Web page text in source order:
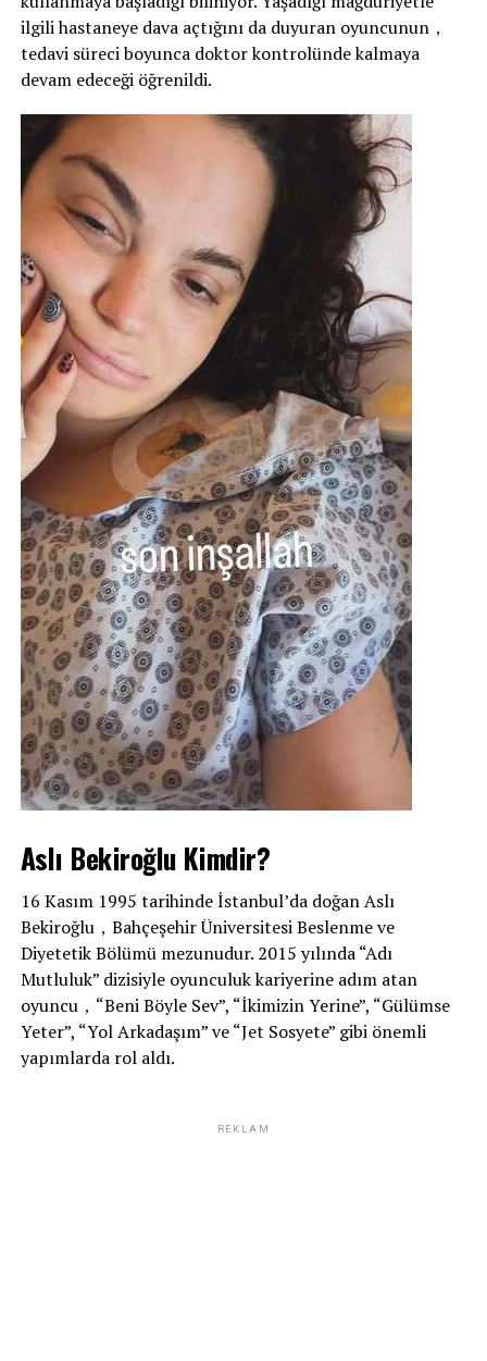
Ferhat ile Kubat birlikte plan yaparken; Cevdet, Kubat’ı
Ferhat da Cevdet’i vurdu. Kubat için korkan Şehrazat,
gözyaşlarına boğulurken; onu sevdiğini itiraf etti.AYLAR
SONRA ŞEHRAZAT VE KUBAT YAN YANA
Ardından yaşanan 6 aylık zaman atlaması sonrası Şehrazat,
hastanede hastalarıyla ilgilenirken; Kubat da elinde
çiçeklerle onu ziyarete geldi.
SOSYAL MEDYADAN YORUM YAĞDI
Kubat’ın iyileşmesi ve Şehrazat ile mutlu olmalarına sosyal
medyadan yorum yağdı. “Kubat herkesi korkuttu” “Şehrazat,
Kubat’ı kaybetmekten çok korkuyor””Onları birlikte
gördüğüme sevindim””Kubat’a bir şey olacak diye çok
korktum””Ah Şehrazat nasıl da sevdi Kubat’ı””En azından
birlikte ve mutlular””Kubat’ı vuran adamı da Ferhat vurdu”
İLGILI KONULAR:
SONRAKI
Özcan Deniz’den annesi Kadriye Deniz’in iddiaları sonrası
ilk paylaşım
ÖNCEKI
Yaban mersini ya da muz: Hangisi daha sağlıklı?
ilgili hastaneye dava açtığını da duyuran oyuncunun，
tedavi süreci boyunca doktor kontrolünde kalmaya
devam edeceği öğrenildi.
Aslı Bekiroğlu Kimdir?
16 Kasım 1995 tarihinde İstanbul’da doğan Aslı
Bekiroğlu，Bahçeşehir Üniversitesi Beslenme ve
Diyetetik Bölümü mezunudur. 2015 yılında “Adı
Mutluluk” dizisiyle oyunculuk kariyerine adım atan
oyuncu，“Beni Böyle Sev”, “İkimizin Yerine”, “Gülümse
Yeter”, “Yol Arkadaşım” ve “Jet Sosyete” gibi önemli
yapımlarda rol aldı.
REKLAM